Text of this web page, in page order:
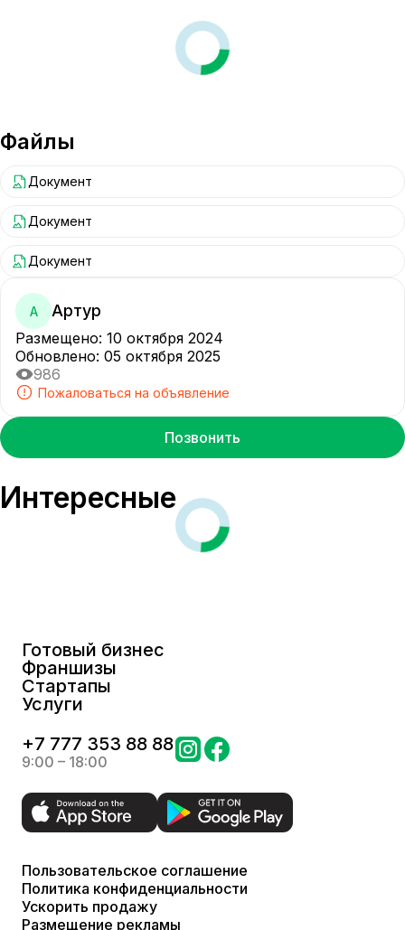
Файлы
Документ
Документ
Документ
А Артур
Размещено: 10 октября 2024
Обновлено: 05 октября 2025
986
Пожаловаться на объявление
Позвонить
Интересные
Готовый бизнес
Франшизы
Стартапы
Услуги
+7 777 353 88 88
9:00 – 18:00
Пользовательское соглашение
Политика конфиденциальности
Ускорить продажу
Размещение рекламы